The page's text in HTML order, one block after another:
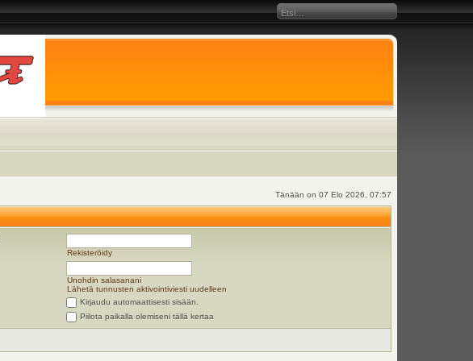
Tänään on 07 Elo 2026, 07:57
Rekisteröidy
Unohdin salasanani
Lähetä tunnusten aktivointiviesti uudelleen
Kirjaudu automaattisesti sisään.
Piilota paikalla olemiseni tällä kertaa